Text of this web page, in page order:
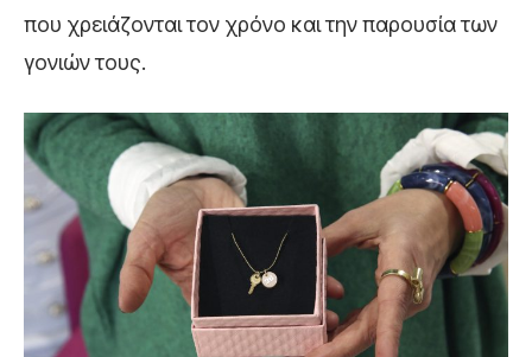
που χρειάζονται τον χρόνο και την παρουσία των
γονιών τους.